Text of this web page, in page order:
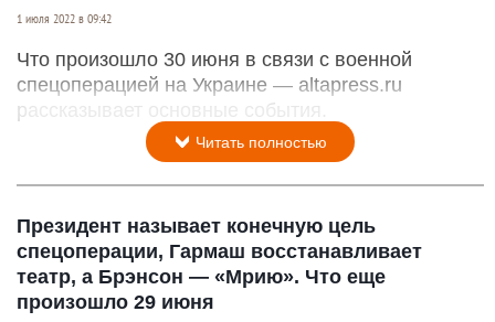
1 июля 2022 в 09:42
Что произошло 30 июня в связи с военной
спецоперацией на Украине — altapress.ru
рассказывает основные события.
Читать полностью
Президент называет конечную цель
спецоперации, Гармаш восстанавливает
театр, а Брэнсон — «Мрию». Что еще
произошло 29 июня